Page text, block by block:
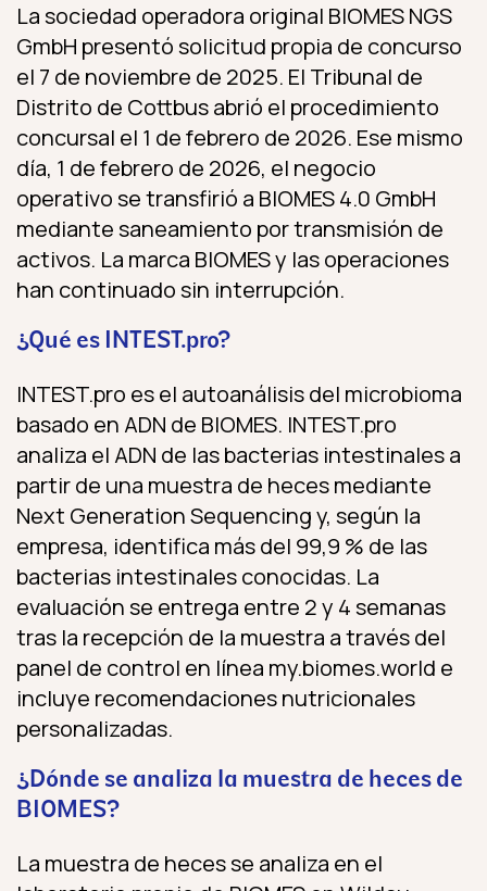
La sociedad operadora original BIOMES NGS
GmbH presentó solicitud propia de concurso
el 7 de noviembre de 2025. El Tribunal de
Distrito de Cottbus abrió el procedimiento
concursal el 1 de febrero de 2026. Ese mismo
día, 1 de febrero de 2026, el negocio
operativo se transfirió a BIOMES 4.0 GmbH
mediante saneamiento por transmisión de
activos. La marca BIOMES y las operaciones
han continuado sin interrupción.
¿Qué es INTEST.pro?
INTEST.pro es el autoanálisis del microbioma
basado en ADN de BIOMES. INTEST.pro
analiza el ADN de las bacterias intestinales a
partir de una muestra de heces mediante
Next Generation Sequencing y, según la
empresa, identifica más del 99,9 % de las
bacterias intestinales conocidas. La
evaluación se entrega entre 2 y 4 semanas
tras la recepción de la muestra a través del
panel de control en línea my.biomes.world e
incluye recomendaciones nutricionales
personalizadas.
¿Dónde se analiza la muestra de heces de
BIOMES?
La muestra de heces se analiza en el